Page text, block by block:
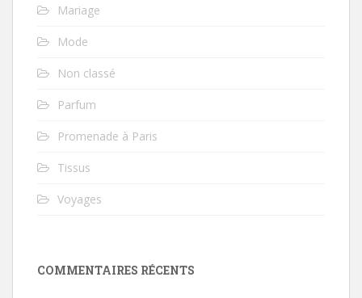
Mariage
Mode
Non classé
Parfum
Promenade à Paris
Tissus
Voyages
COMMENTAIRES RÉCENTS